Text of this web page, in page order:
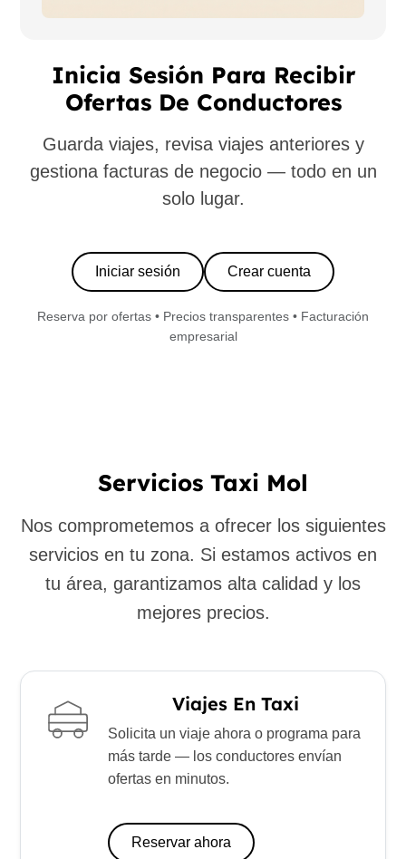
Inicia Sesión Para Recibir
Ofertas De Conductores
Guarda viajes, revisa viajes anteriores y
gestiona facturas de negocio — todo en un
solo lugar.
Iniciar sesión Crear cuenta
Reserva por ofertas • Precios transparentes • Facturación
empresarial
Servicios Taxi Mol
Nos comprometemos a ofrecer los siguientes
servicios en tu zona. Si estamos activos en
tu área, garantizamos alta calidad y los
mejores precios.
Viajes En Taxi
Solicita un viaje ahora o programa para
más tarde — los conductores envían
ofertas en minutos.
Reservar ahora